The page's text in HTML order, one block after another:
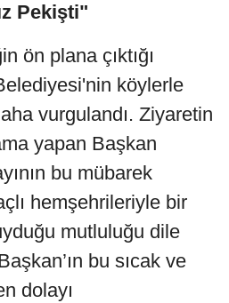
Pekişti"
ön plana çıktığı
köylerle
vurgulandı. Ziyaretin
yapan Başkan
bu mübarek
hemşehrileriyle bir
mutluluğu dile
bu sıcak ve
dolayı